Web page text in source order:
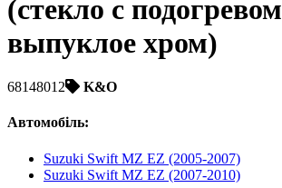
(стекло с подогревом
выпуклое хром)
68148012 K&O
Автомобіль:
Suzuki Swift MZ EZ (2005-2007)
Suzuki Swift MZ EZ (2007-2010)